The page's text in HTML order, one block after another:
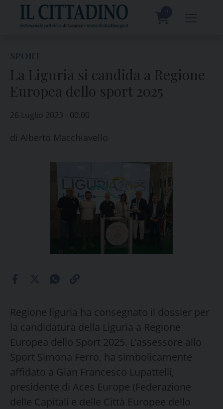
content
La Liguria si candida a Regione
Europea dello sport 2025
26 Luglio 2023 - 00:00
di Alberto Macchiavello
Regione liguria ha consegnato il dossier per
la candidatura della Liguria a Regione
Europea dello Sport 2025. L’assessore allo
Sport Simona Ferro, ha simbolicamente
affidato a Gian Francesco Lupattelli,
presidente di Aces Europe (Federazione
delle Capitali e delle Città Europee dello